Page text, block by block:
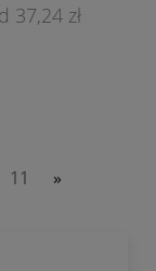
37,24 zł
11 »